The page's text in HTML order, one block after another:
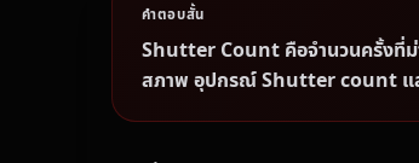
คำตอบสั้น
Shutter Count คือจำนวนครั้งที่ม่า
สภาพ อุปกรณ์ Shutter count แ